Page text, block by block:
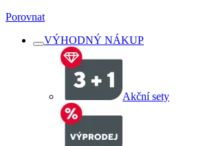
Porovnat
VÝHODNÝ NÁKUP
Akční sety